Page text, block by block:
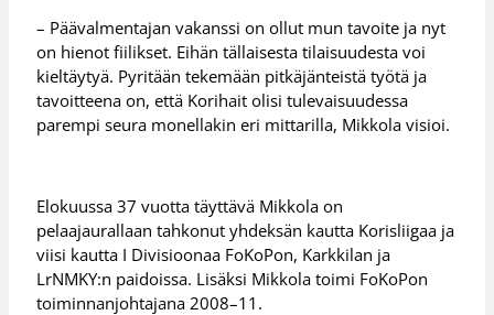
– Päävalmentajan vakanssi on ollut mun tavoite ja nyt
on hienot fiilikset. Eihän tällaisesta tilaisuudesta voi
kieltäytyä. Pyritään tekemään pitkäjänteistä työtä ja
tavoitteena on, että Korihait olisi tulevaisuudessa
parempi seura monellakin eri mittarilla, Mikkola visioi.
Elokuussa 37 vuotta täyttävä Mikkola on
pelaajaurallaan tahkonut yhdeksän kautta Korisliigaa ja
viisi kautta I Divisioonaa FoKoPon, Karkkilan ja
LrNMKY:n paidoissa. Lisäksi Mikkola toimi FoKoPon
toiminnanjohtajana 2008–11.